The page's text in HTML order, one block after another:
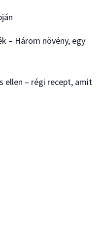
– Három növény, egy
ellen – régi recept, amit